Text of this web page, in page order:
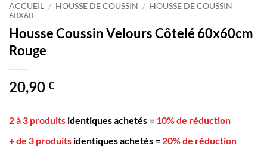
ACCUEIL / HOUSSE DE COUSSIN / HOUSSE DE COUSSIN
60X60
Housse Coussin Velours Côtelé 60x60cm
Rouge
20,90 €
2 à 3 produits identiques achetés = 10% de réduction
+ de 3 produits identiques achetés = 20% de réduction